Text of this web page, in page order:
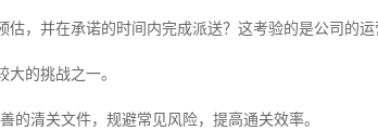
，并在承诺的时间内完成派送？这考验的是公司的运
的挑战之一。
的清关文件，规避常见风险，提高通关效率。